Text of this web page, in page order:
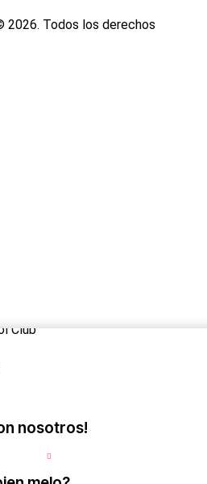
Todos los derechos
nosotros!